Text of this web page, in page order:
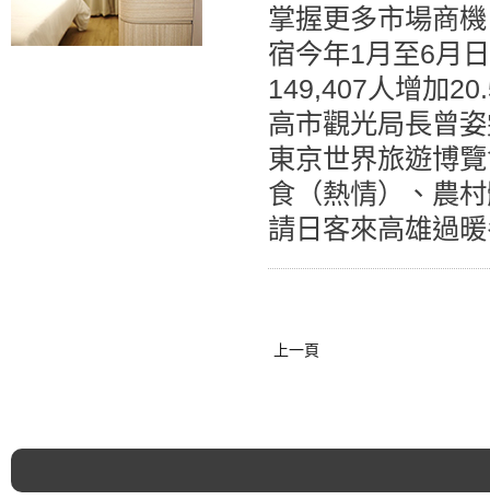
掌握更多市場商
宿​今年1月至6月
149,407人增加
高市觀光局長曾
東京世界旅遊博
食（熱情）、農
請日客來高雄過
上一頁